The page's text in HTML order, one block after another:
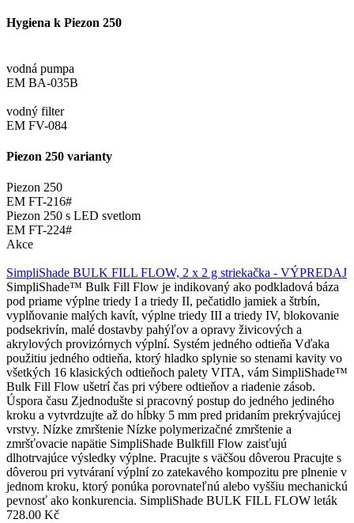
Hygiena k Piezon 250
vodná pumpa
EM BA-035B
vodný filter
EM FV-084
Piezon 250 varianty
Piezon 250
EM FT-216#
Piezon 250 s LED svetlom
EM FT-224#
Akce
SimpliShade BULK FILL FLOW, 2 x 2 g striekačka - VÝPREDAJ
SimpliShade™ Bulk Fill Flow je indikovaný ako podkladová báza
pod priame výplne triedy I a triedy II, pečatidlo jamiek a štrbín,
vyplňovanie malých kavít, výplne triedy III a triedy IV, blokovanie
podsekrivín, malé dostavby pahýľov a opravy živicových a
akrylových provizórnych výplní. Systém jedného odtieňa Vďaka
použitiu jedného odtieňa, ktorý hladko splynie so stenami kavity vo
všetkých 16 klasických odtieňoch palety VITA, vám SimpliShade™
Bulk Fill Flow ušetrí čas pri výbere odtieňov a riadenie zásob.
Úspora času Zjednodušte si pracovný postup do jedného jediného
kroku a vytvrdzujte až do hĺbky 5 mm pred pridaním prekrývajúcej
vrstvy. Nízke zmrštenie Nízke polymerizačné zmrštenie a
zmršťovacie napätie SimpliShade Bulkfill Flow zaisťujú
dlhotrvajúce výsledky výplne. Pracujte s väčšou dôverou Pracujte s
dôverou pri vytváraní výplní zo zatekavého kompozitu pre plnenie v
jednom kroku, ktorý ponúka porovnateľnú alebo vyššiu mechanickú
pevnosť ako konkurencia. SimpliShade BULK FILL FLOW leták
728.00 Kč